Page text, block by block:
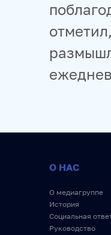
О НАС
О медиагруппе
История
Социальная
Руководство